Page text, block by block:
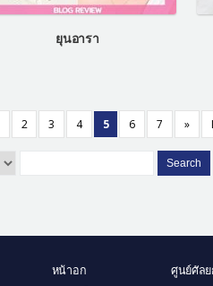
ยุนอารา
2 3 4 5 6 7 »
Search
หน้าอก ศูนย์ศัล